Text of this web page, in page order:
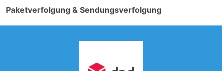
Paketverfolgung & Sendungsverfolgung